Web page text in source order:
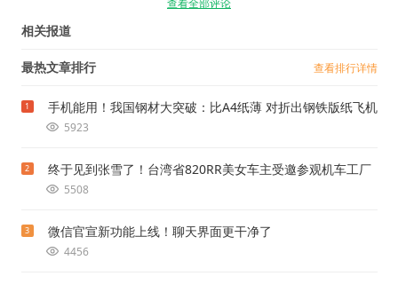
查看全部评论
相关报道
最热文章排行 查看排行详情
1 手机能用！我国钢材大突破：比A4纸薄 对折出钢铁版纸飞机
5923
2 终于见到张雪了！台湾省820RR美女车主受邀参观机车工厂
5508
3 微信官宣新功能上线！聊天界面更干净了
4456